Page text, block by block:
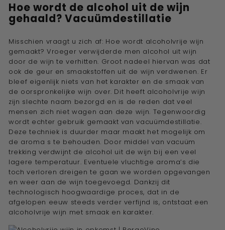
Hoe wordt de alcohol uit de wijn
gehaald?Vacuümdestillatie
Misschien vraagt u zich af: Hoe wordt alcoholvrije wijn
gemaakt? Vroeger verwijderde men alcohol uit wijn
door de wijn te verhitten. Groot nadeel hiervan was dat
ook de geur en smaakstoffen uit de wijn verdwenen. Er
bleef eigenlijk niets van het karakter en de smaak van
de oorspronkelijke wijn over. Dit heeft alcoholvrije wijn
zijn slechte naam bezorgd en is de reden dat veel
mensen zich niet wagen aan deze wijn. Tegenwoordig
wordt echter gebruik gemaakt vanvacuümdestillatie.
Deze techniek is duurder maar maakt het mogelijk om
de aroma s te behouden. Door middel van vacuüm
trekking verdwijnt de alcohol uit de wijn bij een veel
lagere temperatuur. Eventuele vluchtige aroma’s die
toch verloren dreigen te gaan we worden opgevangen
en weer aan de wijn toegevoegd. Dankzij dit
technologisch hoogwaardige proces, dat in de
afgelopen eeuw steeds verder verfijnd is, ontstaat een
alcoholvrije wijn met smaak en karakter.